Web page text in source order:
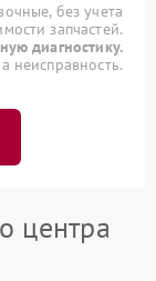
без учета
запчастей.
диагностику.
неисправность.
центра